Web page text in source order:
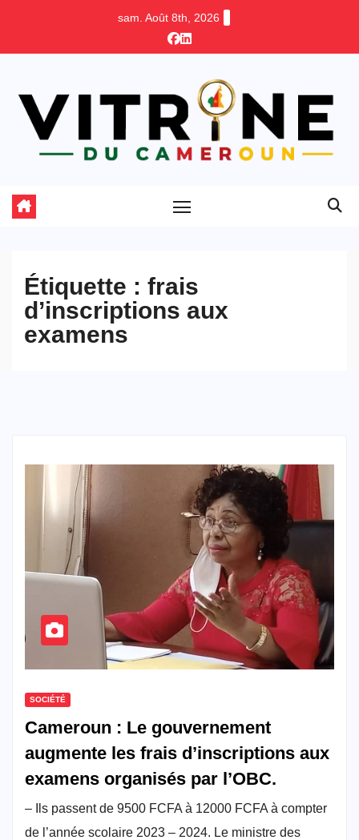
sam. Août 8th, 2026
Étiquette : frais
d’inscriptions aux
examens
SOCIÉTÉ
Cameroun : Le gouvernement
augmente les frais d’inscriptions aux
examens organisés par l’OBC.
– Ils passent de 9500 FCFA à 12000 FCFA à compter
de l’année scolaire 2023 – 2024. Le ministre des